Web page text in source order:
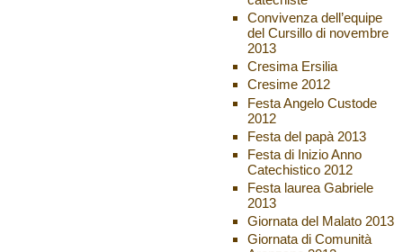
Convivenza dell’equipe
del Cursillo di novembre
2013
Cresima Ersilia
Cresime 2012
Festa Angelo Custode
2012
Festa del papà 2013
Festa di Inizio Anno
Catechistico 2012
Festa laurea Gabriele
2013
Giornata del Malato 2013
Giornata di Comunità